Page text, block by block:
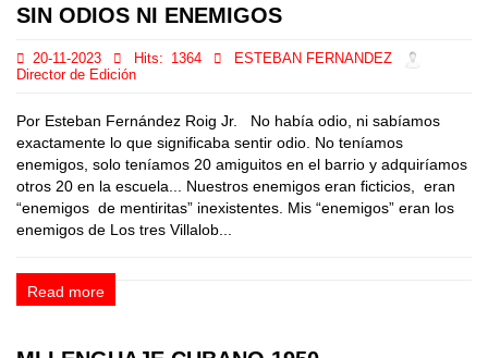
SIN ODIOS NI ENEMIGOS
20-11-2023 Hits: 1364
ESTEBAN FERNANDEZ
Director de Edición
Por Esteban Fernández Roig Jr. No había odio, ni sabíamos
exactamente lo que significaba sentir odio. No teníamos
enemigos, solo teníamos 20 amiguitos en el barrio y adquiríamos
otros 20 en la escuela... Nuestros enemigos eran ficticios, eran
“enemigos de mentiritas” inexistentes. Mis “enemigos” eran los
enemigos de Los tres Villalob...
Read more